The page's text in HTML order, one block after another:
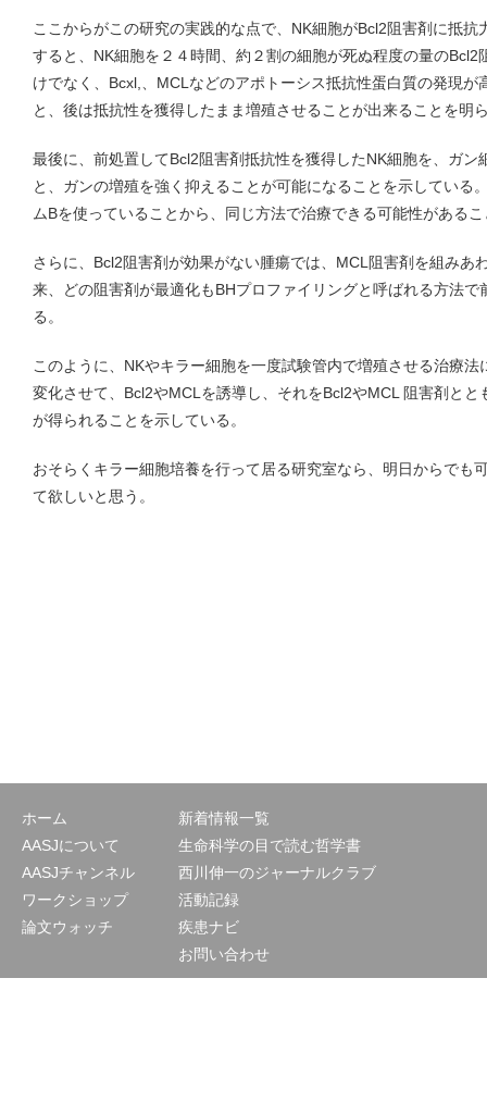
ここからがこの研究の実践的な点で、NK細胞がBcl2阻害剤に抵
すると、NK細胞を２４時間、約２割の細胞が死ぬ程度の量のBcl2
けでなく、Bcxl,、MCLなどのアポトーシス抵抗性蛋白質の発現
と、後は抵抗性を獲得したまま増殖させることが出来ることを明
最後に、前処置してBcl2阻害剤抵抗性を獲得したNK細胞を、ガン
と、ガンの増殖を強く抑えることが可能になることを示している
ムBを使っていることから、同じ方法で治療できる可能性がある
さらに、Bcl2阻害剤が効果がない腫瘍では、MCL阻害剤を組みあ
来、どの阻害剤が最適化もBHプロファイリングと呼ばれる方法
る。
このように、NKやキラー細胞を一度試験管内で増殖させる治療
変化させて、Bcl2やMCLを誘導し、それをBcl2やMCL 阻害剤と
が得られることを示している。
おそらくキラー細胞培養を行って居る研究室なら、明日からでも
て欲しいと思う。
ホーム
AASJについて
AASJチャンネル
ワークショップ
論文ウォッチ
新着情報一覧
生命科学の目で読む哲学書
西川伸一のジャーナルクラブ
活動記録
疾患ナビ
お問い合わせ